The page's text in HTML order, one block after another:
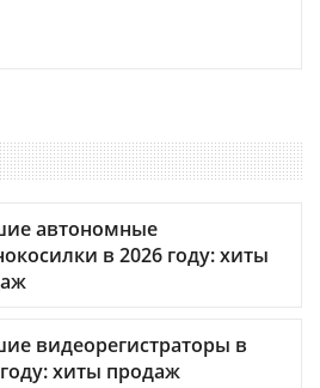
автономные
в 2026 году: хиты
видеорегистраторы в
хиты продаж